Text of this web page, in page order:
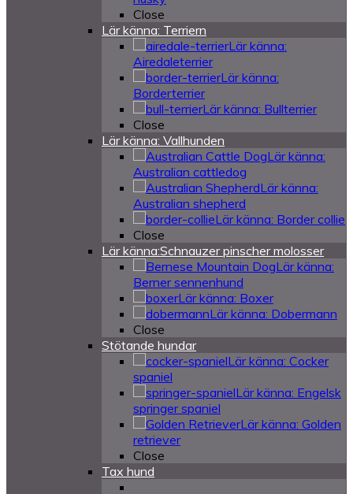
Close
Lär känna: Terriern
Lär känna:
Airedaleterrier
Lär känna:
Borderterrier
Lär känna: Bullterrier
Close
Lär känna: Vallhunden
Lär känna:
Australian cattledog
Lär känna:
Australian shepherd
Lär känna: Border collie
Close
Lär känna:Schnauzer pinscher molosser
Lär känna:
Berner sennenhund
Lär känna: Boxer
Lär känna: Dobermann
Close
Stötande hundar
Lär känna: Cocker
spaniel
Lär känna: Engelsk
springer spaniel
Lär känna: Golden
retriever
Close
Tax hund